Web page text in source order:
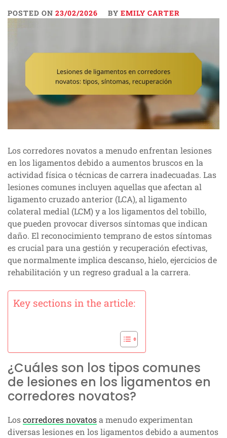
POSTED ON 23/02/2026 BY EMILY CARTER
Los corredores novatos a menudo enfrentan lesiones
en los ligamentos debido a aumentos bruscos en la
actividad física o técnicas de carrera inadecuadas. Las
lesiones comunes incluyen aquellas que afectan al
ligamento cruzado anterior (LCA), al ligamento
colateral medial (LCM) y a los ligamentos del tobillo,
que pueden provocar diversos síntomas que indican
daño. El reconocimiento temprano de estos síntomas
es crucial para una gestión y recuperación efectivas,
que normalmente implica descanso, hielo, ejercicios de
rehabilitación y un regreso gradual a la carrera.
Key sections in the article:
¿Cuáles son los tipos comunes
de lesiones en los ligamentos en
corredores novatos?
Loscorredores novatosa menudo experimentan
diversas lesiones en los ligamentos debido a aumentos